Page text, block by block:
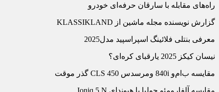
راه‏‌های مقابله با سارقان حرفه‌‏ای خودرو
گزارش نویسنده مجله ماشین از KLASSIKLAND
معرفی بنتلی فلائینگ اسپراسپید مدل2025
نیسان کیکز 2025 یارقبای کره‏‌ای؟
مقایسه ب‌‏ام‏‌و 840i ومرسدس CLS 450 گذر موقت
مقایسه آلفارومئو جولیا با هیوندای Ioniq 5 N